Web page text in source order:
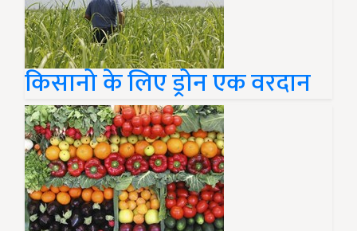
किसानो के लिए ड्रोन एक वरदान